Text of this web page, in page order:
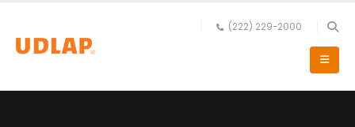
(222) 229-2000